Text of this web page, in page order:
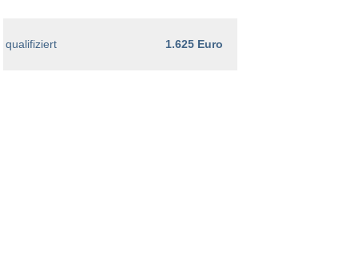
qualifiziert 1.625 Euro